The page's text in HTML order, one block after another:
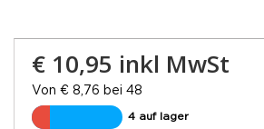
€ 10,95 inkl MwSt
Von € 8,76 bei 48
4 auf lager